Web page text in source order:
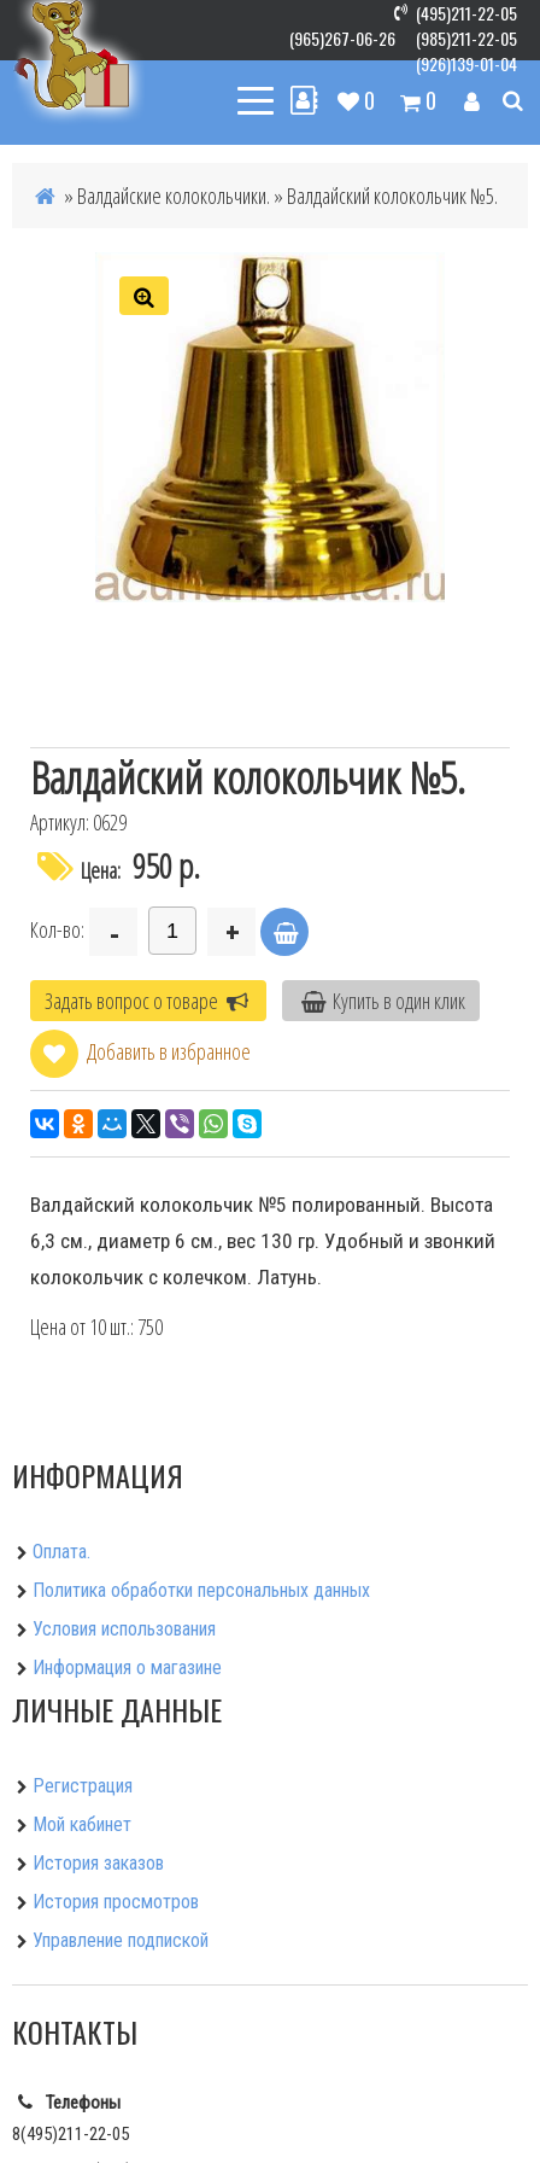
(495)211-22-05
(965)267-06-26
(985)211-22-05
(926)139-01-04
0 0
» Валдайские колокольчики. » Валдайский колокольчик №5.
Валдайский колокольчик №5.
Артикул: 0629
Цена: 950 р.
Кол-во: - +
Задать вопрос о товаре
Купить в один клик
Добавить в избранное
Валдайский колокольчик №5 полированный. Высота
6,3 см., диаметр 6 см., вес 130 гр. Удобный и звонкий
колокольчик с колечком. Латунь.
Цена от 10 шт.: 750
ИНФОРМАЦИЯ
Оплата.
Политика обработки персональных данных
Условия использования
Информация о магазине
ЛИЧНЫЕ ДАННЫЕ
Регистрация
Мой кабинет
История заказов
История просмотров
Управление подпиской
КОНТАКТЫ
Телефоны
8(495)211-22-05